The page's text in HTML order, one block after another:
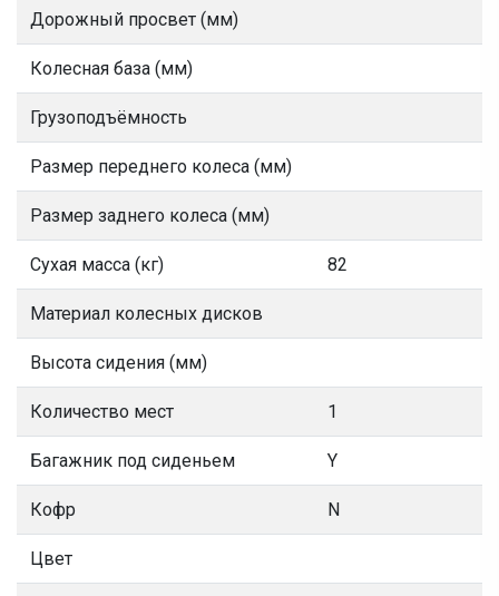
Дорожный просвет (мм)
Колесная база (мм)
Грузоподъёмность
Размер переднего колеса (мм)
Размер заднего колеса (мм)
Сухая масса (кг) 82
Материал колесных дисков
Высота сидения (мм)
Количество мест 1
Багажник под сиденьем Y
Кофр N
Цвет